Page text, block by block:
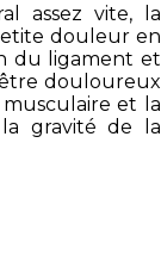
assez vite, la
douleur en
du ligament et
douloureux
et la
la gravité de la